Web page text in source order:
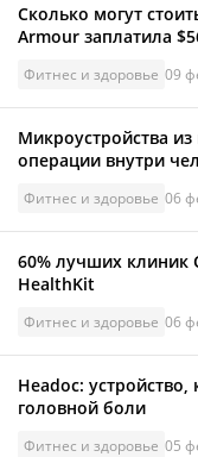
Сколько могут
Armour заплатила
Фитнес и здоровье 09
Микроустройства
операции внутри
Фитнес и здоровье 06
60% лучших клиник
HealthKit
Фитнес и здоровье 06
Headoc:
головной боли
Фитнес и здоровье 05